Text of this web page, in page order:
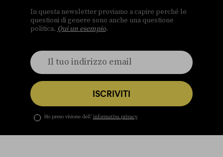
ministro dello Sviluppo Economico
2017-08-22
Leggi di più
In questa newsletter proviamo a capire perché le
questioni di genere sono anche una questione
politica. Qui un esempio.
ISCRIVITI
Ho preso visione dell’ informativa privacy